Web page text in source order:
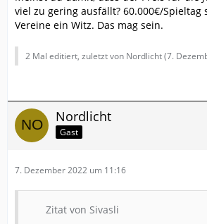
viel zu gering ausfällt? 60.000€/
Vereine ein Witz. Das mag sein.
2 Mal editiert, zuletzt von Nordlicht (7.
Nordlicht
Gast
7. Dezember 2022 um 11:16
Zitat von Sivasli